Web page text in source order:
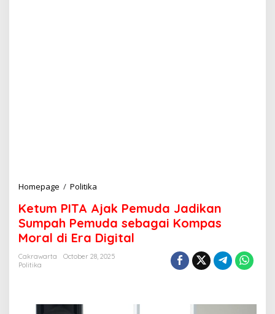
Homepage / Politika
t
u
m
P
Ketum PITA Ajak Pemuda Jadikan
Sumpah Pemuda sebagai Kompas
Moral di Era Digital
Cakrawarta
October 28, 2025
Politika